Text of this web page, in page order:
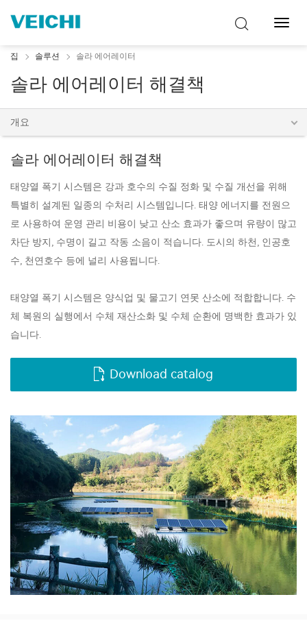
탐
집 솔루션 솔라 에어레이터
솔라 에어레이터 해결책
개요
솔라 에어레이터 해결책
태양열 폭기 시스템은 강과 호수의 수질 정화 및 수질 개선을 위해
특별히 설계된 일종의 수처리 시스템입니다. 태양 에너지를 전원으
로 사용하여 운영 관리 비용이 낮고 산소 효과가 좋으며 유량이 많고
차단 방지, 수명이 길고 작동 소음이 적습니다. 도시의 하천, 인공호
수, 천연호수 등에 널리 사용됩니다.
태양열 폭기 시스템은 양식업 및 물고기 연못 산소에 적합합니다. 수
체 복원의 실행에서 수체 재산소화 및 수체 순환에 명백한 효과가 있
습니다.
Download catalog